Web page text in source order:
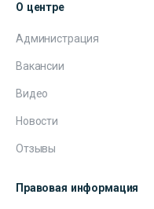
О центре
Администрация
Вакансии
Видео
Новости
Отзывы
Правовая информация